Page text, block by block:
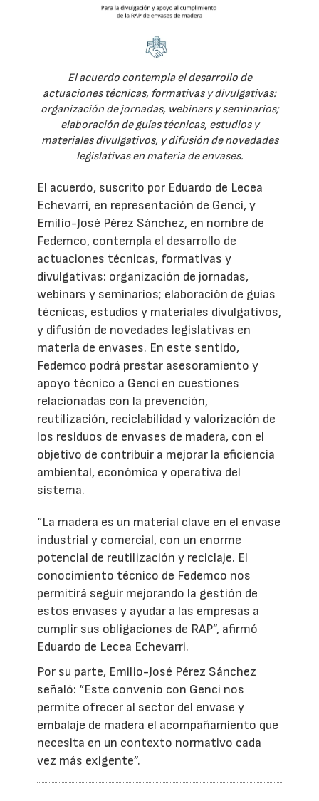
El acuerdo contempla el desarrollo de
actuaciones técnicas, formativas y divulgativas:
organización de jornadas, webinars y seminarios;
elaboración de guías técnicas, estudios y
materiales divulgativos, y difusión de novedades
legislativas en materia de envases.
El acuerdo, suscrito por Eduardo de Lecea
Echevarri, en representación de Genci, y
Emilio-José Pérez Sánchez, en nombre de
Fedemco, contempla el desarrollo de
actuaciones técnicas, formativas y
divulgativas: organización de jornadas,
webinars y seminarios; elaboración de guías
técnicas, estudios y materiales divulgativos,
y difusión de novedades legislativas en
materia de envases. En este sentido,
Fedemco podrá prestar asesoramiento y
apoyo técnico a Genci en cuestiones
relacionadas con la prevención,
reutilización, reciclabilidad y valorización de
los residuos de envases de madera, con el
objetivo de contribuir a mejorar la eficiencia
ambiental, económica y operativa del
sistema.
“La madera es un material clave en el envase
industrial y comercial, con un enorme
potencial de reutilización y reciclaje. El
conocimiento técnico de Fedemco nos
permitirá seguir mejorando la gestión de
estos envases y ayudar a las empresas a
cumplir sus obligaciones de RAP”, afirmó
Eduardo de Lecea Echevarri.
Por su parte, Emilio-José Pérez Sánchez
señaló: “Este convenio con Genci nos
permite ofrecer al sector del envase y
embalaje de madera el acompañamiento que
necesita en un contexto normativo cada
vez más exigente”.